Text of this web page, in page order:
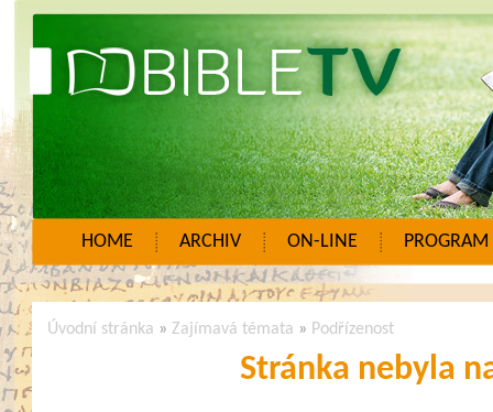
HOME ARCHIV ON-LINE PROGRAM
Úvodní stránka »Zajímavá témata » Podřízenost
Stránka nebyla